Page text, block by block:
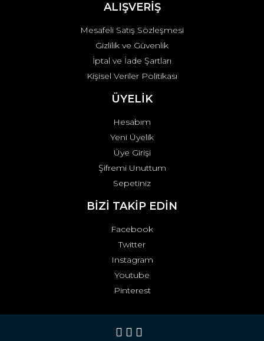
ALIŞVERİŞ
Mesafeli Satış Sözleşmesi
Gizlilik ve Güvenlik
İptal ve İade Şartları
Kişisel Veriler Politikası
ÜYELİK
Hesabım
Yeni Üyelik
Üye Girişi
Şifremi Unuttum
Sepetiniz
BİZİ TAKİP EDİN
Facebook
Twitter
Instagram
Youtube
Pinterest